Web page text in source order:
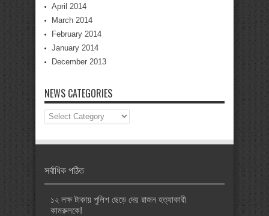
April 2014
March 2014
February 2014
January 2014
December 2013
NEWS CATEGORIES
News
Categories
সর্বাধিক পঠিত
১২ লক্ষ টাকায় পুলিশ ছেড়ে দেয় রাজন হত্যাকারী
কামরুলকে!